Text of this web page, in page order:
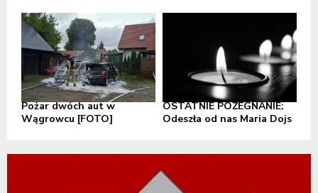
Pożar dwóch aut w
Wągrowcu [FOTO]
OSTATNIE POŻEGNANIE:
Odeszła od nas Maria Dojs